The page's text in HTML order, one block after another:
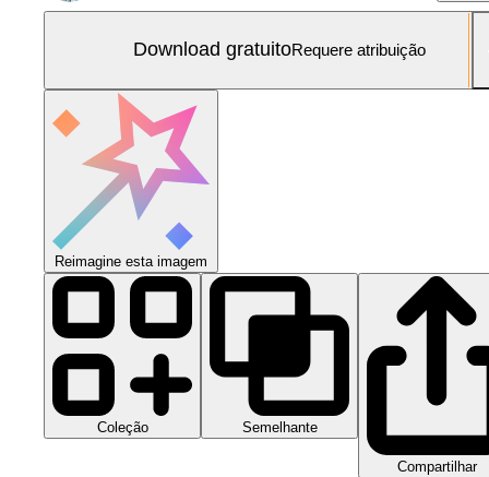
Download gratuitoRequere atribuição
Reimagine esta imagem
Coleção Semelhante
Compartilhar